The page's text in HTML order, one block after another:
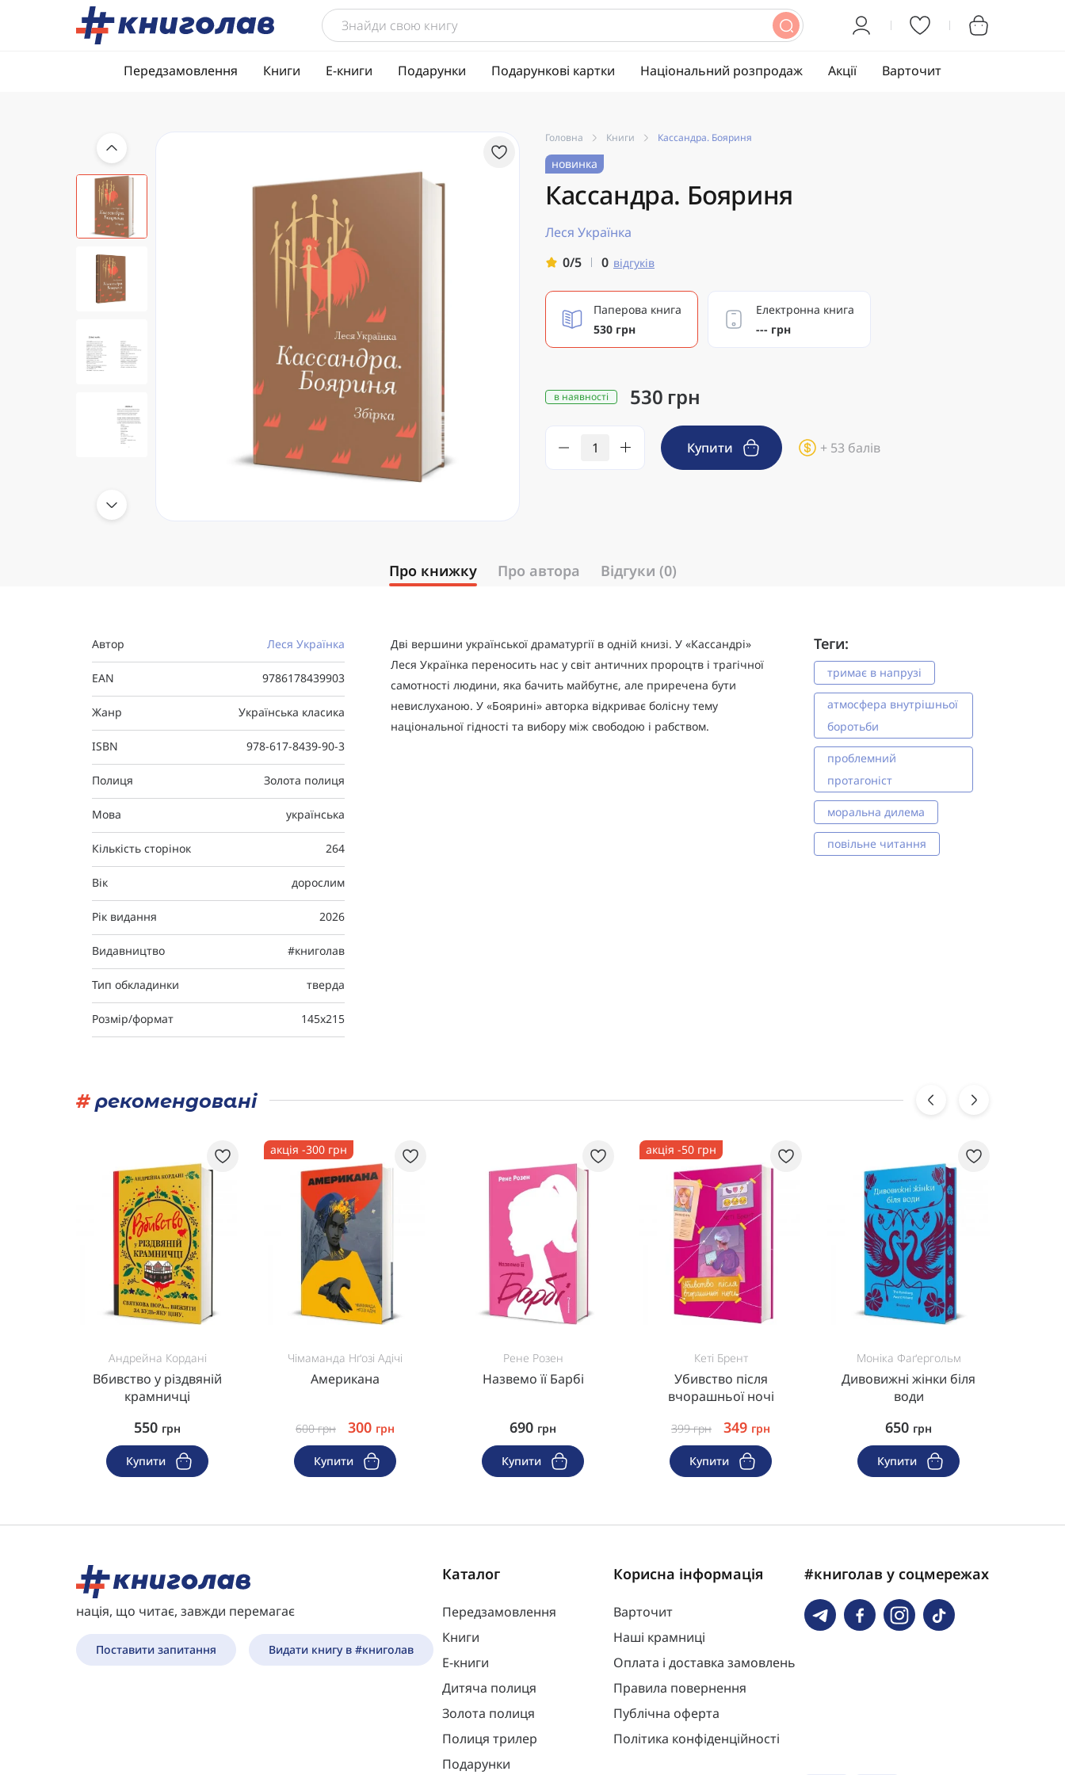
Передзамовлення Книги Е-книги Подарунки Подарункові картки Національний розпродаж Акції Варточит
Головна Книги Кассандра. Бояриня
новинка
Кассандра. Бояриня
Леся Українка
0/5
0 відгуків
Паперова книга
530 грн
Електронна книга
--- грн
в наявності 530 грн
Купити + 53 балів
Про книжку Про автора Відгуки (0)
Автор Леся Українка
EAN 9786178439903
Жанр Українська класика
ISBN 978-617-8439-90-3
Полиця Золота полиця
Мова українська
Кількість сторінок 264
Вік дорослим
Рік видання 2026
Видавництво #книголав
Тип обкладинки тверда
Розмір/формат 145х215
Дві вершини української драматургії в одній книзі. У «Кассандрі»
Леся Українка переносить нас у світ античних пророцтв і трагічної
самотності людини, яка бачить майбутнє, але приречена бути
невислуханою. У «Боярині» авторка відкриває болісну тему
національної гідності та вибору між свободою і рабством.
Теги:
тримає в напрузі
атмосфера внутрішньої
боротьби
проблемний
протагоніст
моральна дилема
повільне читання
#рекомендовані
Андрейна Кордані
Вбивство у різдвяній
крамничці
550 грн
Купити
акція -300 грн
Чімаманда Нґозі Адічі
Американа
600грн 300 грн
Купити
Рене Розен
Назвемо її Барбі
690 грн
Купити
акція -50 грн
Кеті Брент
Убивство після
вчорашньої ночі
399грн 349 грн
Купити
Моніка Фаґергольм
Дивовижні жінки біля
води
650 грн
Купити
нація, що читає, завжди перемагає
Поставити запитання Видати книгу в #книголав
Каталог
Передзамовлення
Книги
Е-книги
Дитяча полиця
Золота полиця
Полиця трилер
Подарунки
Корисна інформація
Варточит
Наші крамниці
Оплата і доставка замовлень
Правила повернення
Публічна оферта
Політика конфіденційності
#книголав у соцмережах